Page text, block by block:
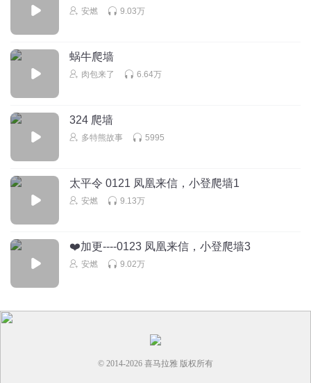
安燃 9.03万
蜗牛爬墙
肉包来了 6.64万
324 爬墙
多特熊故事 5995
太平令 0121 凤凰来信，小登爬墙1
安燃 9.13万
❤️加更----0123 凤凰来信，小登爬墙3
安燃 9.02万
© 2014-2026 喜马拉雅 版权所有